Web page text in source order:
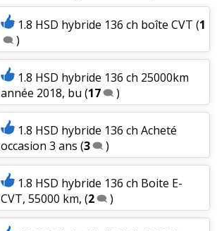
1.8 HSD hybride 136 ch boîte CVT (1
)
1.8 HSD hybride 136 ch 25000km
année 2018, bu (17 )
1.8 HSD hybride 136 ch Acheté
occasion 3 ans (3 )
1.8 HSD hybride 136 ch Boite E-
CVT, 55000 km, (2 )